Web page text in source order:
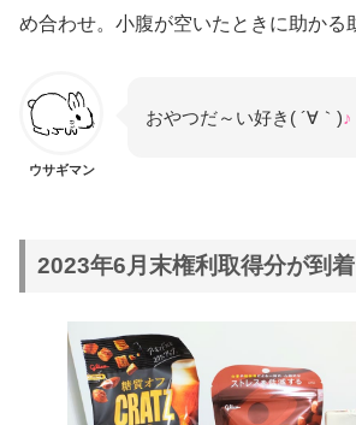
め合わせ。小腹が空いたときに助かる
ウサギマン
おやつだ～い好き( ´∀｀)♪
2023年6月末権利取得分が到着